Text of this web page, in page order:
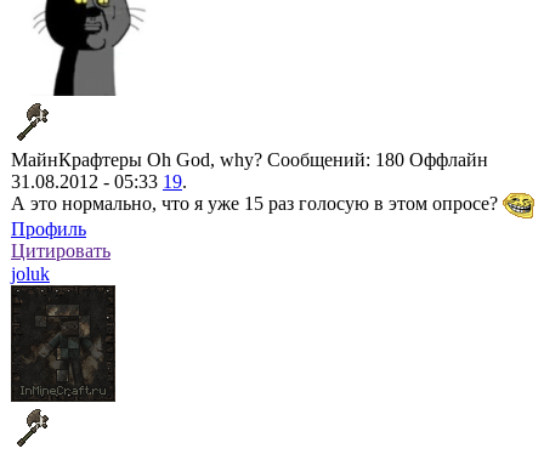
МайнКрафтеры Oh God, why? Сообщений: 180 Оффлайн
31.08.2012 - 05:33 19.
А это нормально, что я уже 15 раз голосую в этом опросе?
Профиль
Цитировать
joluk